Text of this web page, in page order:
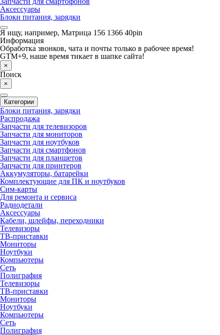
Аксессуары
Блоки питания, зарядки
Я ищу, например, Матрица 156 1366 40pin
Информация
Обработка звонков, чата и почты только в рабочее время!
GTM+9, наше время тикает в шапке сайта!
×
Поиск
×
Категории
Блоки питания, зарядки
Распродажа
Запчасти для телевизоров
Запчасти для мониторов
Запчасти для ноутбуков
Запчасти для смартфонов
Запчасти для планшетов
Запчасти для принтеров
Аккумуляторы, батарейки
Комплектующие для ПК и ноутбуков
Сим-карты
Для ремонта и сервиса
Радиодетали
Аксессуары
Кабели, шлейфы, переходники
Телевизоры
ТВ-приставки
Мониторы
Ноутбуки
Компьютеры
Сеть
Полиграфия
Телевизоры
ТВ-приставки
Мониторы
Ноутбуки
Компьютеры
Сеть
Полиграфия